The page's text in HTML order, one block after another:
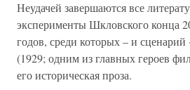
Неудачей завершаются все
эксперименты Шкловского конца
годов, среди которых – и
(1929; одним из главных героев
его историческая проза.